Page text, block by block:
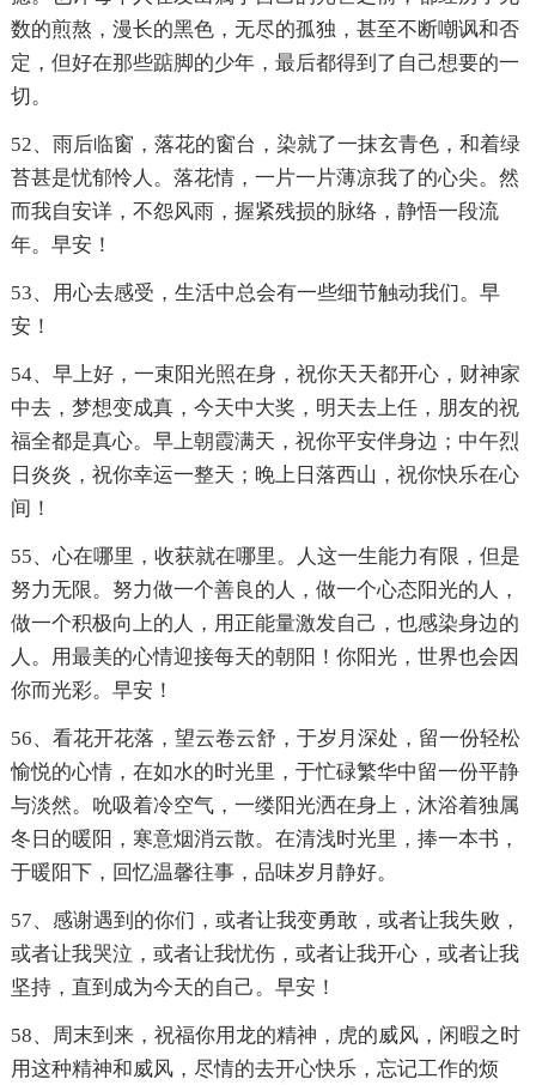
数的煎熬，漫长的黑色，无尽的孤独，甚至不断嘲讽和否
定，但好在那些踮脚的少年，最后都得到了自己想要的一
切。
52、雨后临窗，落花的窗台，染就了一抹玄青色，和着绿
苔甚是忧郁怜人。落花情，一片一片薄凉我了的心尖。然
而我自安详，不怨风雨，握紧残损的脉络，静悟一段流
年。早安！
53、用心去感受，生活中总会有一些细节触动我们。早
安！
54、早上好，一束阳光照在身，祝你天天都开心，财神家
中去，梦想变成真，今天中大奖，明天去上任，朋友的祝
福全都是真心。早上朝霞满天，祝你平安伴身边；中午烈
日炎炎，祝你幸运一整天；晚上日落西山，祝你快乐在心
间！
55、心在哪里，收获就在哪里。人这一生能力有限，但是
努力无限。努力做一个善良的人，做一个心态阳光的人，
做一个积极向上的人，用正能量激发自己，也感染身边的
人。用最美的心情迎接每天的朝阳！你阳光，世界也会因
你而光彩。早安！
56、看花开花落，望云卷云舒，于岁月深处，留一份轻松
愉悦的心情，在如水的时光里，于忙碌繁华中留一份平静
与淡然。吮吸着冷空气，一缕阳光洒在身上，沐浴着独属
冬日的暖阳，寒意烟消云散。在清浅时光里，捧一本书，
于暖阳下，回忆温馨往事，品味岁月静好。
57、感谢遇到的你们，或者让我变勇敢，或者让我失败，
或者让我哭泣，或者让我忧伤，或者让我开心，或者让我
坚持，直到成为今天的自己。早安！
58、周末到来，祝福你用龙的精神，虎的威风，闲暇之时
用这种精神和威风，尽情的去开心快乐，忘记工作的烦